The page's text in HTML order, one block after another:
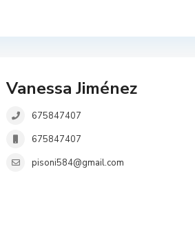
Vanessa Jiménez
675847407
675847407
pisoni584@gmail.com